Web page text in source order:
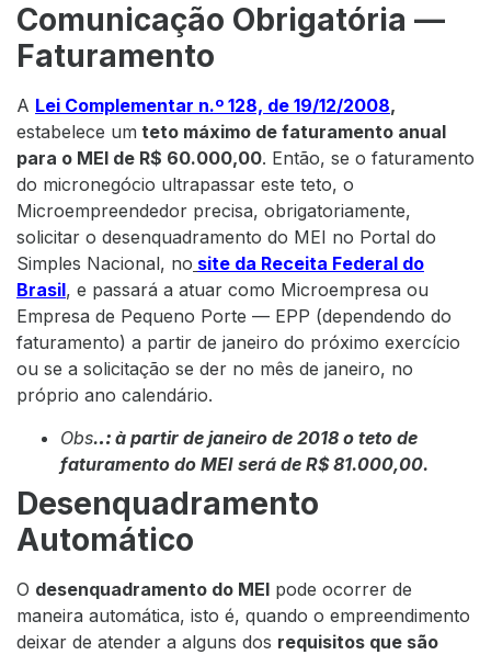
Comunicação Obrigatória —
Faturamento
A Lei Complementar n.º 128, de 19/12/2008,
estabelece um teto máximo de faturamento anual
para o MEI de R$ 60.000,00. Então, se o faturamento
do micronegócio ultrapassar este teto, o
Microempreendedor precisa, obrigatoriamente,
solicitar o desenquadramento do MEI no Portal do
Simples Nacional, no site da Receita Federal do
Brasil, e passará a atuar como Microempresa ou
Empresa de Pequeno Porte — EPP (dependendo do
faturamento) a partir de janeiro do próximo exercício
ou se a solicitação se der no mês de janeiro, no
próprio ano calendário.
Obs..: à partir de janeiro de 2018 o teto de
faturamento do MEI será de R$ 81.000,00.
Desenquadramento
Automático
O desenquadramento do MEI pode ocorrer de
maneira automática, isto é, quando o empreendimento
deixar de atender a alguns dos requisitos que são